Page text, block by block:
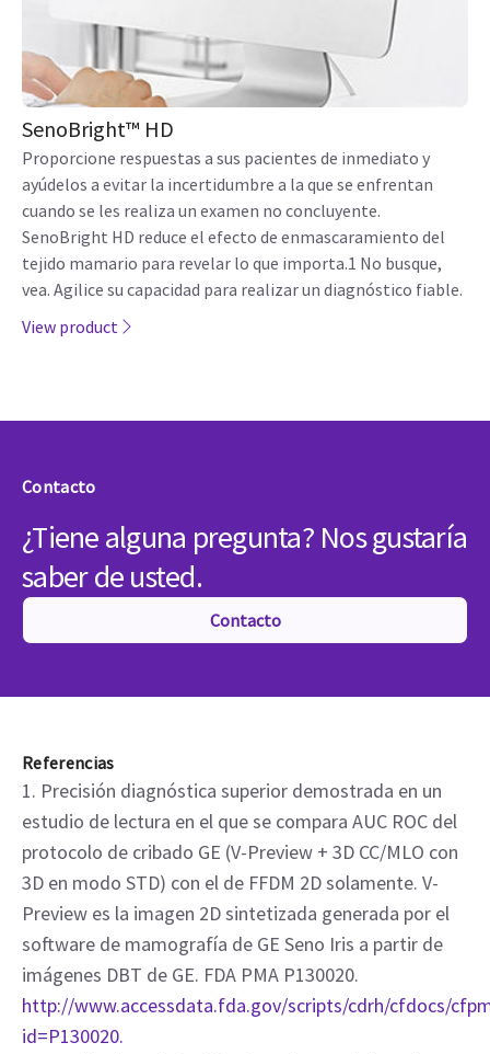
SenoBright HD reduce el efecto de enmascaramiento del
vea. Agilice su capacidad para realizar un diagnóstico fiable.
View product
¿Tiene alguna pregunta? Nos gustaría
saber de usted.
Contacto
Referencias
1. Precisión diagnóstica superior demostrada en un